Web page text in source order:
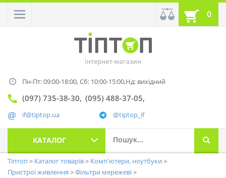
0
Пн-Пт: 09:00-18:00,Сб: 10:00-15:00,Нд: вихідний
(097) 735-38-30 (095) 488-37-05
@tiptop_if
if@tiptop.ua
КАТАЛОГ
Тіптоп Каталог товарів
Комп'ютери, ноутбуки
Пристрої живлення
Фільтри мережеві